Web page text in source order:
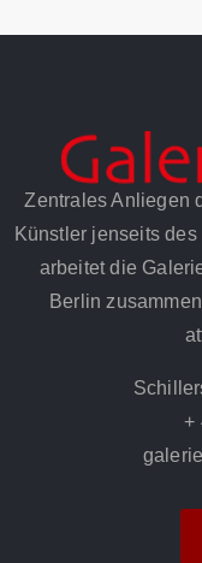
Zentrales Anliegen
Künstler jenseits
arbeitet die
Berlin
+